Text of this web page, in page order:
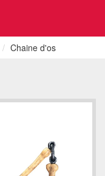
Chaine d'os